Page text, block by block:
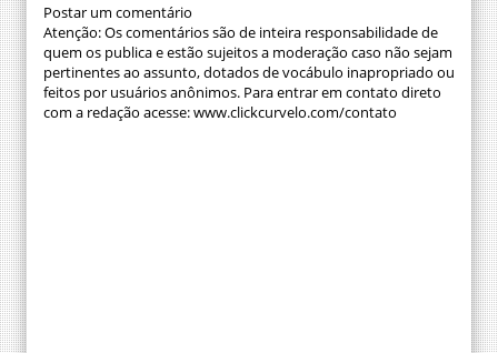
Postar um comentário
Atenção: Os comentários são de inteira responsabilidade de
quem os publica e estão sujeitos a moderação caso não sejam
pertinentes ao assunto, dotados de vocábulo inapropriado ou
feitos por usuários anônimos. Para entrar em contato direto
com a redação acesse: www.clickcurvelo.com/contato